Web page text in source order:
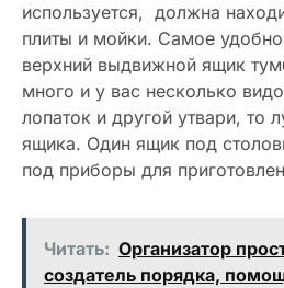
используется, должна
плиты и мойки. Самое
верхний выдвижной ящик
много и у вас несколько
лопаток и другой утвари, то
ящика. Один ящик под
под приборы для
Читать: Организатор
создатель порядка,